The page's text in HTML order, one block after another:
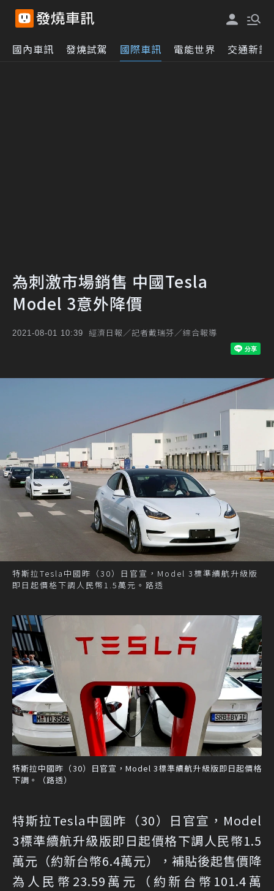
國內車訊 發燒試駕 國際車訊 電能世界 交通新訊
為刺激市場銷售 中國Tesla
Model 3意外降價
2021-08-01 10:39 經濟日報／記者戴瑞芬／綜合報導
特斯拉Tesla中國昨（30）日官宣，Model 3標準續航升級版
即日起價格下調人民幣1.5萬元。路透
特斯拉中國昨（30）日官宣，Model 3標準續航升級版即日起價格
下調。（路透）
特斯拉Tesla中國昨（30）日官宣，Model
3標準續航升級版即日起價格下調人民幣1.5
萬元（約新台幣6.4萬元），補貼後起售價降
為人民幣23.59萬元（約新台幣101.4萬